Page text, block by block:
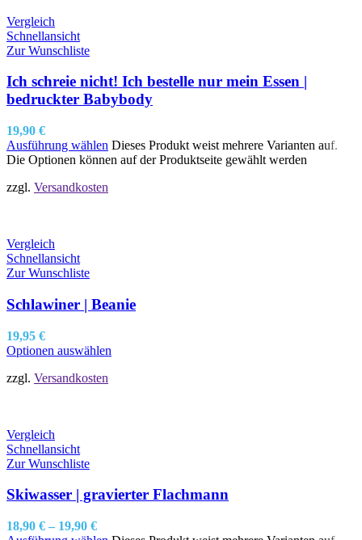
Vergleich
Schnellansicht
Zur Wunschliste
Ich schreie nicht! Ich bestelle nur mein Essen |
bedruckter Babybody
19,90 €
Ausführung wählen Dieses Produkt weist mehrere Varianten auf.
Die Optionen können auf der Produktseite gewählt werden
zzgl. Versandkosten
Vergleich
Schnellansicht
Zur Wunschliste
Schlawiner | Beanie
19,95 €
Optionen auswählen
zzgl. Versandkosten
Vergleich
Schnellansicht
Zur Wunschliste
Skiwasser | gravierter Flachmann
18,90 € – 19,90 €